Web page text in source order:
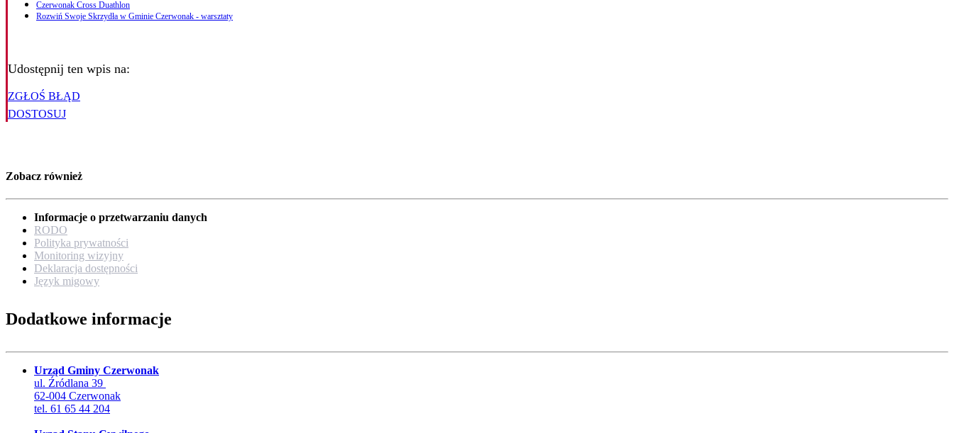
Czerwonak Cross Duathlon
Rozwiń Swoje Skrzydła w Gminie Czerwonak - warsztaty
Udostępnij ten wpis na:
ZGŁOŚ BŁĄD
DOSTOSUJ
Zobacz również
Informacje o przetwarzaniu danych
RODO
Polityka prywatności
Monitoring wizyjny
Deklaracja dostępności
Język migowy
Dodatkowe informacje
Urząd Gminy Czerwonak
ul. Źródlana 39
62-004 Czerwonak
tel. 61 65 44 204